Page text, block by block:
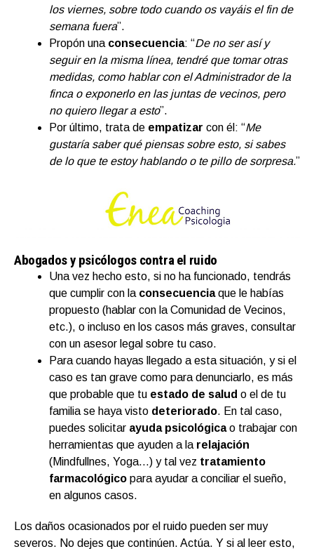
los viernes, sobre todo cuando os vayáis el fin de
semana fuera”.
Propón una consecuencia: “De no ser así y
seguir en la misma línea, tendré que tomar otras
medidas, como hablar con el Administrador de la
finca o exponerlo en las juntas de vecinos, pero
no quiero llegar a esto”.
Por último, trata de empatizar con él: “Me
gustaría saber qué piensas sobre esto, si sabes
de lo que te estoy hablando o te pillo de sorpresa.”
Abogados y psicólogos contra el ruido
Una vez hecho esto, si no ha funcionado, tendrás
que cumplir con la consecuenciaque le habías
propuesto (hablar con la Comunidad de Vecinos,
etc.), o incluso en los casos más graves, consultar
con un asesor legal sobre tu caso.
Para cuando hayas llegado a esta situación, y si el
caso es tan grave como para denunciarlo, es más
que probable que tu estado de salud o el de tu
familia se haya visto deteriorado. En tal caso,
puedes solicitar ayuda psicológicao trabajar con
herramientas que ayuden a la relajación
(Mindfullnes, Yoga…) y tal vez tratamiento
farmacológico para ayudar a conciliar el sueño,
en algunos casos.
Los daños ocasionados por el ruido pueden ser muy
severos. No dejes que continúen. Actúa. Y si al leer esto,